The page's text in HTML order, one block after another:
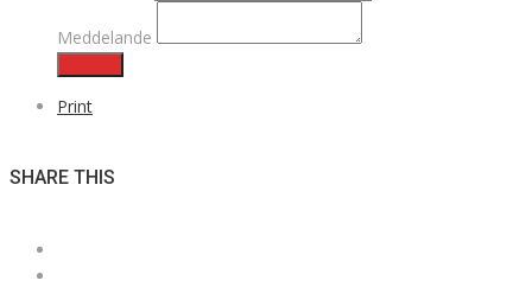
Meddelande
Print
SHARE THIS